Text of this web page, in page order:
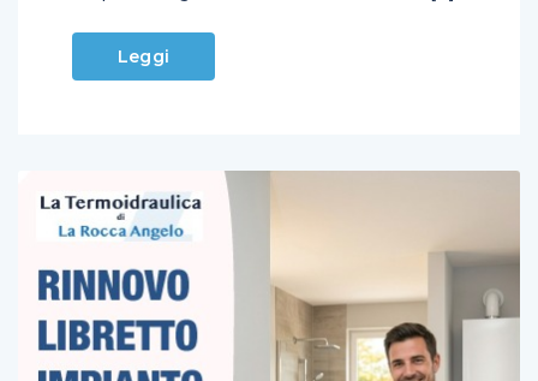
Leggi